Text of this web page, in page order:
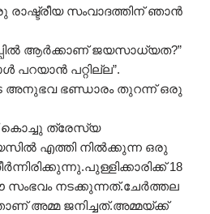
സംവാദത്തിന് ഞാൻ
ആർക്കാണ് ജയസാധ്യത?”
പറയാൻ പറ്റില്ല”.
അനുഭവ ഭണ്ഡാരം തുറന്ന് ഒരു
കൊച്ചു ത്രേസ്യ
എത്തി നിൽക്കുന്ന ഒരു
18
നടക്കുന്നത്.ചേർത്തല
അമ്മ ജനിച്ചത്.അമ്മയ്ക്ക്